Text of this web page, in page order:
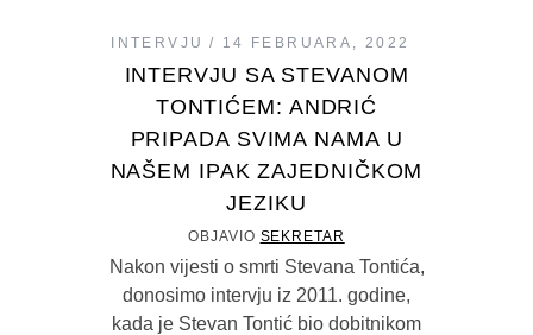
INTERVJU 14 FEBRUARA, 2022
INTERVJU SA STEVANOM
TONTIĆEM: ANDRIĆ
PRIPADA SVIMA NAMA U
NAŠEM IPAK ZAJEDNIČKOM
JEZIKU
OBJAVIO SEKRETAR
Nakon vijesti o smrti Stevana Tontića,
donosimo intervju iz 2011. godine,
kada je Stevan Tontić bio dobitnikom